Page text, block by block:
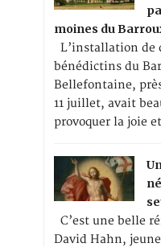
moines du
L’installation de
bénédictins du
Bellefontaine,
11 juillet, avait
provoquer la joie
C’est une belle
David Hahn,